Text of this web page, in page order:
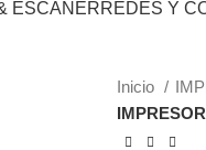
ESCANERREDES Y
Inicio